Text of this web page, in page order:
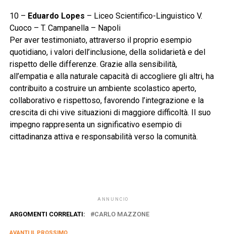
10 – Eduardo Lopes – Liceo Scientifico-Linguistico V.
Cuoco – T. Campanella – Napoli
Per aver testimoniato, attraverso il proprio esempio
quotidiano, i valori dell’inclusione, della solidarietà e del
rispetto delle differenze. Grazie alla sensibilità,
all’empatia e alla naturale capacità di accogliere gli altri, ha
contribuito a costruire un ambiente scolastico aperto,
collaborativo e rispettoso, favorendo l’integrazione e la
crescita di chi vive situazioni di maggiore difficoltà. Il suo
impegno rappresenta un significativo esempio di
cittadinanza attiva e responsabilità verso la comunità.
ANNUNCIO
ARGOMENTI CORRELATI: CARLO MAZZONE